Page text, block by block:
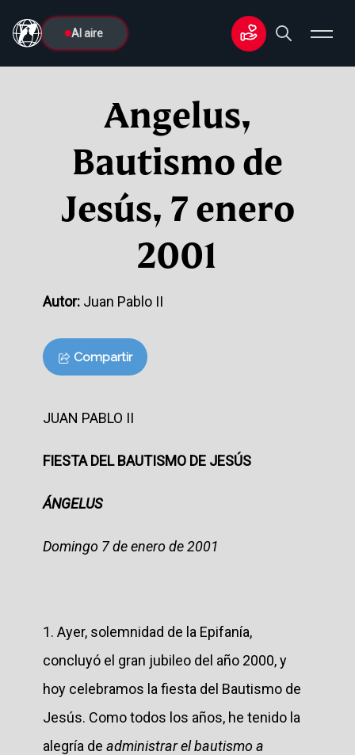
Al aire
Angelus,
Bautismo de
Jesús, 7 enero
2001
Autor: Juan Pablo II
Compartir
JUAN PABLO II
FIESTA DEL BAUTISMO DE JESÚS
ÁNGELUS
Domingo 7 de enero de 2001
1. Ayer, solemnidad de la Epifanía,
concluyó el gran jubileo del año 2000, y
hoy celebramos la fiesta del Bautismo de
Jesús. Como todos los años, he tenido la
alegría de administrar el bautismo a